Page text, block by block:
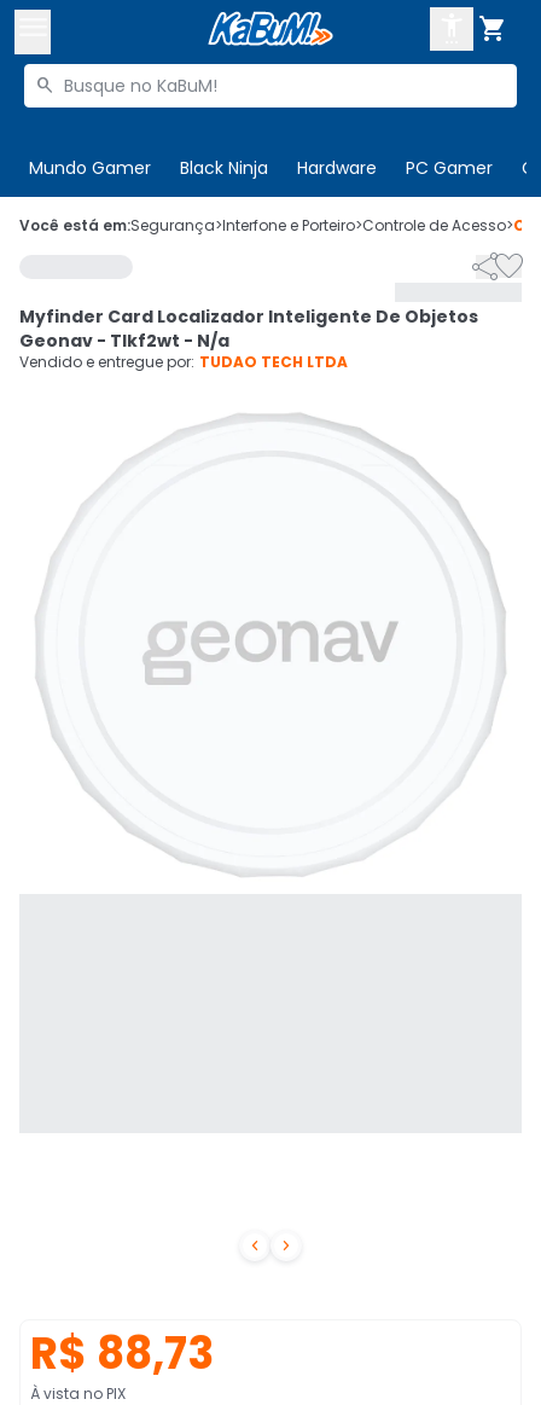

Buscar produtos

Mundo Gamer Black Ninja Hardware PC Gamer
 Olá. Acesse sua conta
 Cupons
Ativar tradutor em libras
CADASTRE-SE
Você está em:Segurança>Interfone e Porteiro>Controle de Acesso>
 

Myfinder Card Localizador Inteligente De Objetos
Geonav - Tlkf2wt - N/a
Vendido e entregue por: TUDAO TECH LTDA
R$ 88,73
À vista no PIX